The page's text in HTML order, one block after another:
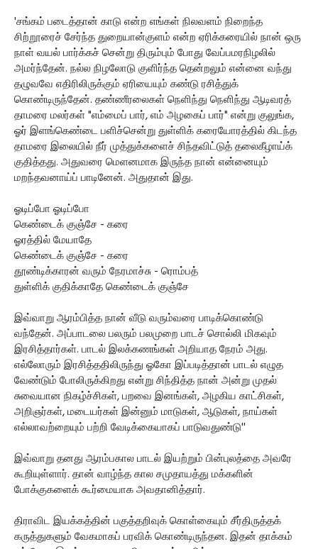
'சங்கம் படைத்தான் காடு என்ற எங்கள் நிலவளம் நிறைந்த
சிற்றூரைச் சேர்ந்த துறையான்குளம் என்ற ஏரிக்கரையில் நான் ஒரு
நாள் வயல் பார்க்கச் சென்று திரும்பும் போது வேப்பமரநிழலில்
அமர்ந்தேன். நல்ல நிழலோடு குளிர்ந்த தென்றலும் என்னை வந்து
தழுவவே எதிரிலிருக்கும் ஏரியையும் கண்டு ரசித்துக்
கொண்டிருந்தேன். தண்ணீரலைகள் நெளிந்து நெளிந்து ஆடிவரத்
தாமரை மலர்கள் "எம்மைப் பார், எம் அழகைப் பார்" என்று குலுங்க,
ஓர் இளங்கெண்டை பளிச்சென்று துள்ளிக் கரையோரத்தில் கிடந்த
தாமரை இலையில் நீர் முத்துக்களைச் சிந்தவிட்டுத் தலைகீழாய்க்
குதித்தது. அதுவரை மெளனமாக இருந்த நான் என்னையும்
மறந்தவனாய்ப் பாடினேன். அதுதான் இது.
ஓடிப்போ ஓடிப்போ
கெண்டைக் குஞ்சே - கரை
ஓரத்தில் மேயாதே
கெண்டைக் குஞ்சே - கரை
தூண்டிக்காரன் வரும் நேரமாச்சு - ரொம்பத்
துள்ளிக் குதிக்காதே கெண்டைக் குஞ்சே
இவ்வாறு ஆரம்பித்த நான் வீடு வரும்வரை பாடிக்கொண்டு
வந்தேன். அப்பாடலை பலரும் பலமுறை பாடச் சொல்லி மிகவும்
இரசித்தார்கள். பாடல் இலக்கணங்கள் அறியாத நேரம் அது.
எல்லோரும் இரசித்ததிலிருந்து ஓகோ இப்படித்தான் பாடல் எழுத
வேண்டும் போலிருக்கிறது என்று சிந்தித்த நான் அன்று முதல்
சுவையான நிகழ்ச்சிகள், பறவை இனங்கள், அழகிய காட்சிகள்,
அறிஞர்கள், மடையர்கள் இன்னும் மாடுகள், ஆடுகள், நாய்கள்
எல்லாவற்றையும் பற்றி வேடிக்கையாகப் பாடுவதுண்டு''
இவ்வாறு தனது ஆரம்பகால பாடல் இயற்றும் பின்புலத்தை அவரே
கூறியுள்ளார். தான் வாழ்ந்த கால சமுதாயத்து மக்களின்
போக்குகளைக் கூர்மையாக அவதானித்தார்.
திராவிட இயக்கத்தின் பகுத்தறிவுக் கொள்கையும் சீர்திருத்தக்
கருத்துகளும் வேகமாகப் பரவிக் கொண்டிருந்தன. இதன் தாக்கம்